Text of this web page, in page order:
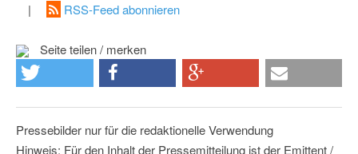
|
RSS-Feed abonnieren
Seite teilen / merken
Pressebilder nur für die redaktionelle Verwendung
Hinweis: Für den Inhalt der Pressemitteilung ist der Emittent /